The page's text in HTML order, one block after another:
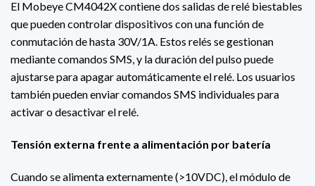
El Mobeye CM4042X contiene dos salidas de relé biestables
que pueden controlar dispositivos con una función de
conmutación de hasta 30V/1A. Estos relés se gestionan
mediante comandos SMS, y la duración del pulso puede
ajustarse para apagar automáticamente el relé. Los usuarios
también pueden enviar comandos SMS individuales para
activar o desactivar el relé.
Tensión externa frente a alimentación por batería
Cuando se alimenta externamente (>10VDC), el módulo de